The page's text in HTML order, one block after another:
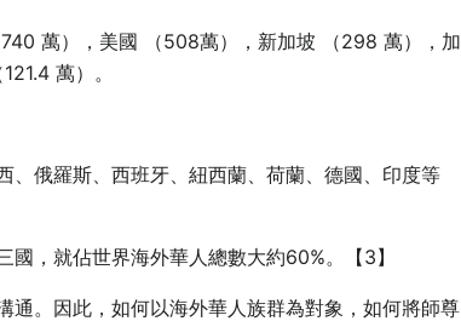
萬），美國 （508萬），新加坡 （298 萬），加
萬）。
、俄羅斯、西班牙、紐西蘭、荷蘭、德國、印度等
，就佔世界海外華人總數大約60%。【3】
。因此，如何以海外華人族群為對象，如何將師尊